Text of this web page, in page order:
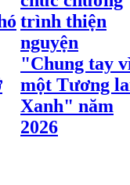
trình thiện
nguyện
"Chung tay
một Tương
Xanh" năm
2026